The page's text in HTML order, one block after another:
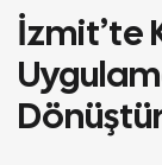
İzmit’te